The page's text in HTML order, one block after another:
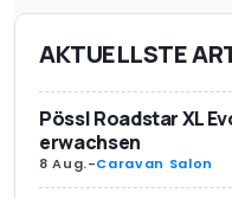
AKTUELLSTE
Pössl Roadstar XL
erwachsen
8 Aug.-Caravan Salon